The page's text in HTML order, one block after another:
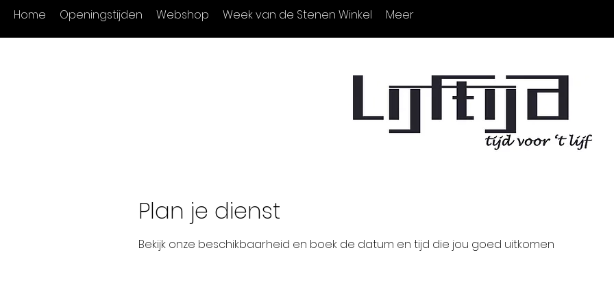
Home Openingstijden Webshop Week van de Stenen Winkel Meer
Plan je dienst
Bekijk onze beschikbaarheid en boek de datum en tijd die jou goed uitkomen